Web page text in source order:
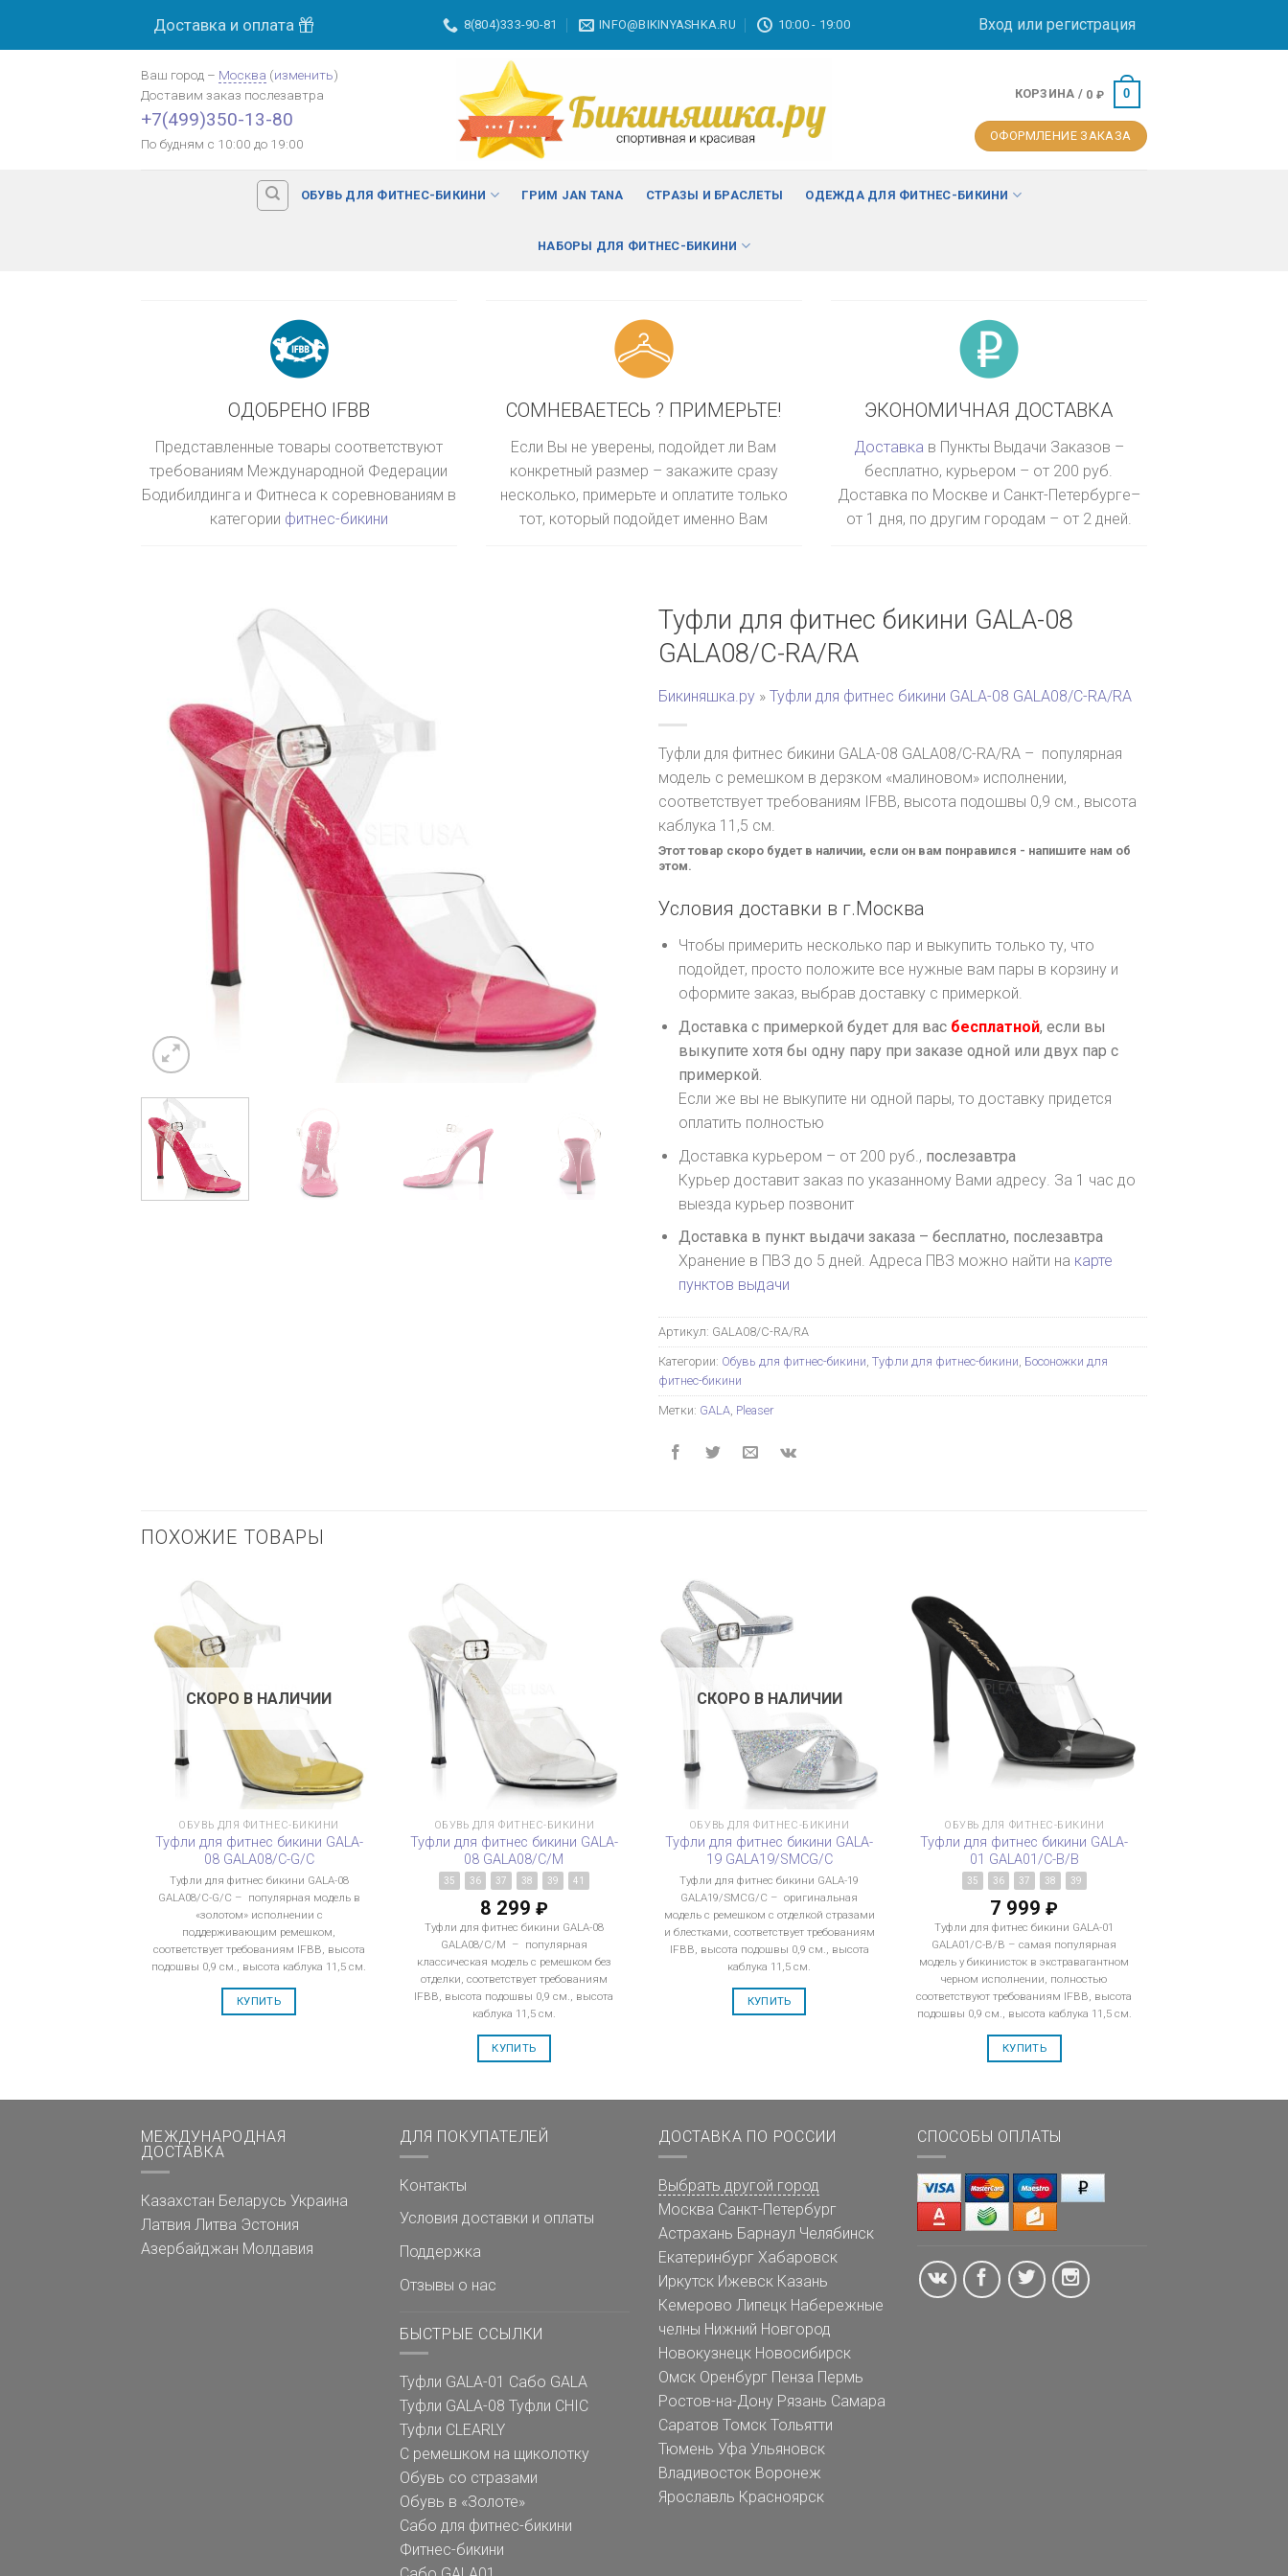
Доставка и оплата 8(804)333-90-81 INFO@BIKINYASHKA.RU 10:00 - 19:00 Вход или регистрация
Ваш город – Москва (изменить)
Доставим заказ послезавтра
+7(499)350-13-80
По будням с 10:00 до 19:00
КОРЗИНА / 0 ₽ 0
ОФОРМЛЕНИЕ ЗАКАЗА
ОБУВЬ ДЛЯ ФИТНЕС-БИКИНИ ГРИМ JAN TANA СТРАЗЫ И БРАСЛЕТЫ ОДЕЖДА ДЛЯ ФИТНЕС-БИКИНИ
НАБОРЫ ДЛЯ ФИТНЕС-БИКИНИ
ОДОБРЕНО IFBB
Представленные товары соответствуют
требованиям Международной Федерации
Бодибилдинга и Фитнеса к соревнованиям в
категории фитнес-бикини
СОМНЕВАЕТЕСЬ ? ПРИМЕРЬТЕ!
Если Вы не уверены, подойдет ли Вам
конкретный размер – закажите сразу
несколько, примерьте и оплатите только
тот, который подойдет именно Вам
ЭКОНОМИЧНАЯ ДОСТАВКА
Доставка в Пункты Выдачи Заказов –
бесплатно, курьером – от 200 руб.
Доставка по Москве и Санкт-Петербурге–
от 1 дня, по другим городам – от 2 дней.
Туфли для фитнес бикини GALA-08
GALA08/C-RA/RA
Бикиняшка.ру » Туфли для фитнес бикини GALA-08 GALA08/C-RA/RA
Туфли для фитнес бикини GALA-08 GALA08/C-RA/RA – популярная
модель с ремешком в дерзком «малиновом» исполнении,
соответствует требованиям IFBB, высота подошвы 0,9 см., высота
каблука 11,5 см.
Этот товар скоро будет в наличии, если он вам понравился - напишите нам об
этом.
МОСКВА изменить
Оплата картой банка
Условия доставки в г.Москва
Чтобы примерить несколько пар и выкупить только ту, что
подойдет, просто положите все нужные вам пары в корзину и
оформите заказ, выбрав доставку с примеркой.
Доставка с примеркой будет для вас бесплатной, если вы
выкупите хотя бы одну пару при заказе одной или двух пар с
примеркой.
Если же вы не выкупите ни одной пары, то доставку придется
оплатить полностью
Доставка курьером – от 200 руб., послезавтра
Курьер доставит заказ по указанному Вами адресу. За 1 час до
выезда курьер позвонит
Доставка в пункт выдачи заказа – бесплатно, послезавтра
Хранение в ПВЗ до 5 дней. Адреса ПВЗ можно найти на карте
пунктов выдачи
Артикул: GALA08/C-RA/RA
Категории: Обувь для фитнес-бикини Туфли для фитнес-бикини Босоножки для
фитнес-бикини
Метки: GALA Pleaser
ПОХОЖИЕ ТОВАРЫ
СКОРО В НАЛИЧИИ
ОБУВЬ ДЛЯ ФИТНЕС-БИКИНИ
Туфли для фитнес бикини GALA-
08 GALA08/C-G/C
Туфли для фитнес бикини GALA-08
GALA08/C-G/C – популярная модель в
«золотом» исполнении с
поддерживающим ремешком,
соответствует требованиям IFBB, высота
подошвы 0,9 см., высота каблука 11,5 см.
КУПИТЬ
ОБУВЬ ДЛЯ ФИТНЕС-БИКИНИ
Туфли для фитнес бикини GALA-
08 GALA08/C/M
35 36 37 38 39 41
8 299 ₽
Туфли для фитнес бикини GALA-08
GALA08/C/M – популярная
классическая модель с ремешком без
отделки, соответствует требованиям
IFBB, высота подошвы 0,9 см., высота
каблука 11,5 см.
КУПИТЬ
СКОРО В НАЛИЧИИ
ОБУВЬ ДЛЯ ФИТНЕС-БИКИНИ
Туфли для фитнес бикини GALA-
19 GALA19/SMCG/C
Туфли для фитнес бикини GALA-19
GALA19/SMCG/C – оригинальная
модель с ремешком с отделкой стразами
и блестками, соответствует требованиям
IFBB, высота подошвы 0,9 см., высота
каблука 11,5 см.
КУПИТЬ
ОБУВЬ ДЛЯ ФИТНЕС-БИКИНИ
Туфли для фитнес бикини GALA-
01 GALA01/C-B/B
35 36 37 38 39
7 999₽
Туфли для фитнес бикини GALA-01
GALA01/C-B/B – самая популярная
модель у бикинисток в экстравагантном
черном исполнении, полностью
соответствуют требованиям IFBB, высота
подошвы 0,9 см., высота каблука 11,5 см.
КУПИТЬ
МЕЖДУНАРОДНАЯ
ДОСТАВКА
Казахстан Беларусь Украина
Латвия Литва Эстония
Азербайджан Молдавия
ДЛЯ ПОКУПАТЕЛЕЙ
Контакты
Условия доставки и оплаты
Поддержка
Отзывы о нас
БЫСТРЫЕ ССЫЛКИ
Туфли GALA-01 Сабо GALA
Туфли GALA-08 Туфли CHIC
Туфли CLEARLY
С ремешком на щиколотку
Обувь со стразами
Обувь в «Золоте»
Сабо для фитнес-бикини
Фитнес-бикини
ДОСТАВКА ПО РОССИИ
Выбрать другой город
Москва Санкт-Петербург
Астрахань Барнаул Челябинск
Екатеринбург Хабаровск
Иркутск Ижевск Казань
Кемерово Липецк Набережные
челны Нижний Новгород
Новокузнецк Новосибирск
Омск Оренбург Пенза Пермь
Ростов-на-Дону Рязань Самара
Саратов Томск Тольятти
Тюмень Уфа Ульяновск
Владивосток Воронеж
Ярославль Красноярск
СПОСОБЫ ОПЛАТЫ